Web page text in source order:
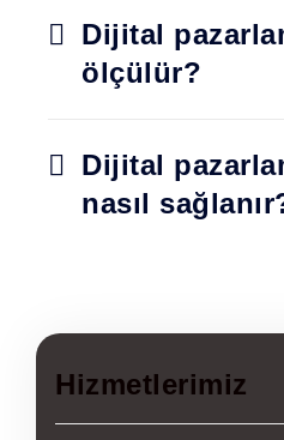
Dijital
ölçülür?
Dijital
nasıl
Hizmetlerimiz